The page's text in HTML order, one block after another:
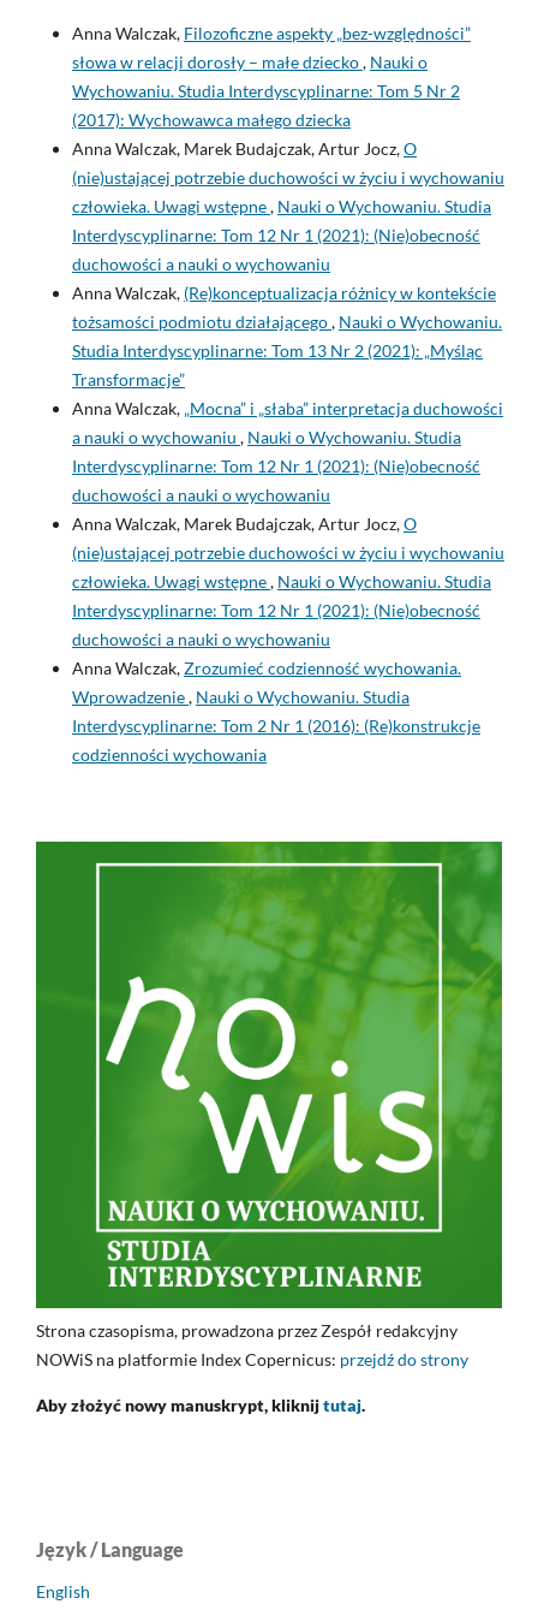
Anna Walczak, Filozoficzne aspekty „bez-względności”
słowa w relacji dorosły – małe dziecko, Nauki o
Wychowaniu. Studia Interdyscyplinarne: Tom 5 Nr 2
(2017): Wychowawca małego dziecka
Anna Walczak, Marek Budajczak, Artur Jocz,O
(nie)ustającej potrzebie duchowości w życiu i wychowaniu
człowieka. Uwagi wstępne, Nauki o Wychowaniu. Studia
Interdyscyplinarne: Tom 12 Nr 1 (2021): (Nie)obecność
duchowości a nauki o wychowaniu
Anna Walczak, (Re)konceptualizacja różnicy w kontekście
tożsamości podmiotu działającego, Nauki o Wychowaniu.
Studia Interdyscyplinarne: Tom 13 Nr 2 (2021): „Myśląc
Transformacje”
Anna Walczak, „Mocna” i „słaba” interpretacja duchowości
a nauki o wychowaniu , Nauki o Wychowaniu. Studia
Interdyscyplinarne: Tom 12 Nr 1 (2021): (Nie)obecność
duchowości a nauki o wychowaniu
Anna Walczak, Marek Budajczak, Artur Jocz,O
(nie)ustającej potrzebie duchowości w życiu i wychowaniu
człowieka. Uwagi wstępne, Nauki o Wychowaniu. Studia
Interdyscyplinarne: Tom 12 Nr 1 (2021): (Nie)obecność
duchowości a nauki o wychowaniu
Anna Walczak,Zrozumieć codzienność wychowania.
Wprowadzenie, Nauki o Wychowaniu. Studia
Interdyscyplinarne: Tom 2 Nr 1 (2016): (Re)konstrukcje
codzienności wychowania
Strona czasopisma, prowadzona przez Zespół redakcyjny
NOWiS na platformie Index Copernicus: przejdź do strony
Aby złożyć nowy manuskrypt, kliknijtutaj.
Język / Language
English